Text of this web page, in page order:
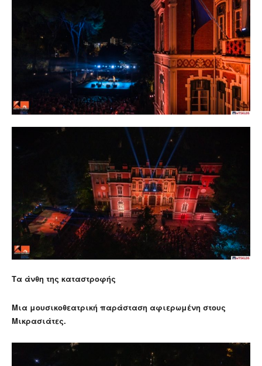
Τα άνθη της καταστροφής
Μια μουσικοθεατρική παράσταση αφιερωμένη στους
Μικρασιάτες.